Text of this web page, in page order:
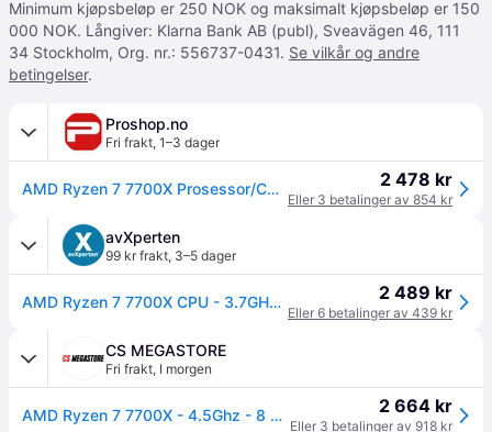
Minimum kjøpsbeløp er 250 NOK og maksimalt kjøpsbeløp er 150
000 NOK. Långiver: Klarna Bank AB (publ), Sveavägen 46, 111
34 Stockholm, Org. nr.: 556737-0431. Se vilkår og andre
betingelser.
Proshop.no
Fri frakt, 1–3 dager
AMD Ryzen 7 7700X Prosessor/CPU - 8 kjerner - 4.5 GHz - AMD AM5 - AMD Boks (uten kjøler) 2 478 kr
Eller 3 betalinger av 854 kr
avXperten
99 kr frakt, 3–5 dager
AMD Ryzen 7 7700X CPU - 3.7GHz 8 kjerner - AM5 2 489 kr
Eller 6 betalinger av 439 kr
CS MEGASTORE
Fri frakt, I morgen
AMD Ryzen 7 7700X - 4.5Ghz - 8 core socket AM5 105W BOX 2 664 kr
Eller 3 betalinger av 918 kr